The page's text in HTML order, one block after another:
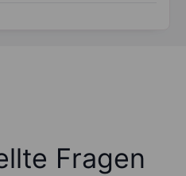
Fragen